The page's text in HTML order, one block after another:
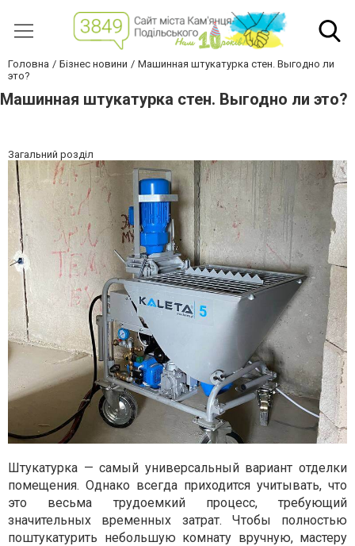
Головна Бізнес новини
Машинная штукатурка стен. Выгодно ли
это?
Машинная штукатурка стен. Выгодно ли это?
Загальний розділ
Штукатурка — самый универсальный вариант отделки
помещения. Однако всегда приходится учитывать, что
это весьма трудоемкий процесс, требующий
значительных временных затрат. Чтобы полностью
поштукатурить небольшую комнату вручную, мастеру